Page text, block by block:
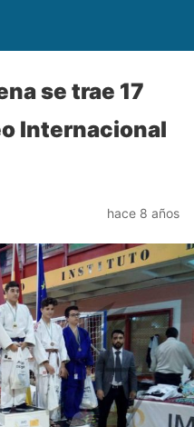
se trae 17
Internacional
hace 8 años